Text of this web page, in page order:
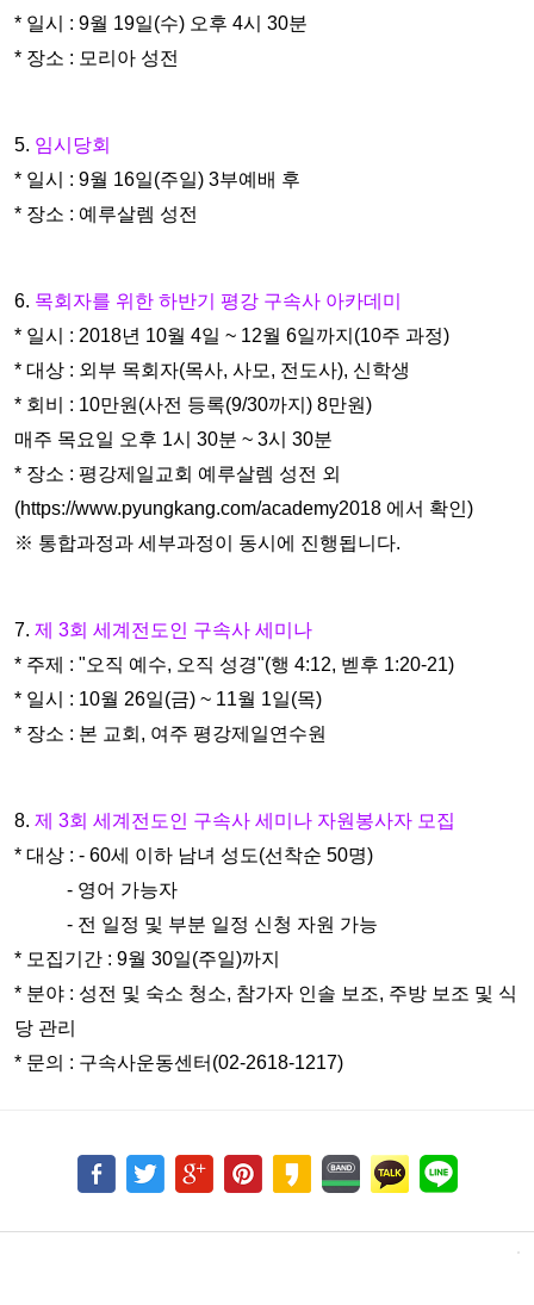
* 일시 : 9월 19일(수) 오후 4시 30분
* 장소 : 모리아 성전
5. 임시당회
* 일시 : 9월 16일(주일) 3부예배 후
* 장소 : 예루살렘 성전
6. 목회자를 위한 하반기 평강 구속사 아카데미
* 일시 : 2018년 10월 4일 ~ 12월 6일까지(10주 과정)
* 대상 : 외부 목회자(목사, 사모, 전도사), 신학생
* 회비 : 10만원(사전 등록(9/30까지) 8만원)
매주 목요일 오후 1시 30분 ~ 3시 30분
* 장소 : 평강제일교회 예루살렘 성전 외
(https://www.pyungkang.com/academy2018 에서 확인)
※ 통합과정과 세부과정이 동시에 진행됩니다.
7. 제 3회 세계전도인 구속사 세미나
* 주제 : "오직 예수, 오직 성경"(행 4:12, 벧후 1:20-21)
* 일시 : 10월 26일(금) ~ 11월 1일(목)
* 장소 : 본 교회, 여주 평강제일연수원
8. 제 3회 세계전도인 구속사 세미나 자원봉사자 모집
* 대상 : - 60세 이하 남녀 성도(선착순 50명)
- 영어 가능자
- 전 일정 및 부분 일정 신청 자원 가능
* 모집기간 : 9월 30일(주일)까지
* 분야 : 성전 및 숙소 청소, 참가자 인솔 보조, 주방 보조 및 식
당 관리
* 문의 : 구속사운동센터(02-2618-1217)